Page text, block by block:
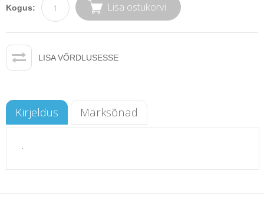
Kogus: Lisa ostukorvi
LISA VÕRDLUSESSE
Kirjeldus Märksõnad